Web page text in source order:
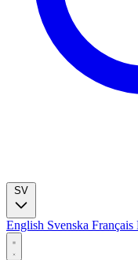
English Svenska Français